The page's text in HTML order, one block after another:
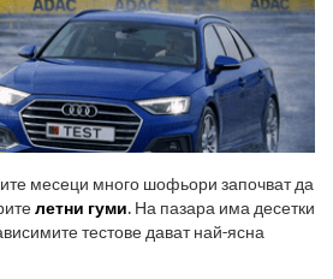
месеци много шофьори започват да
летни гуми. На пазара има десетки
тестове дават най-ясна